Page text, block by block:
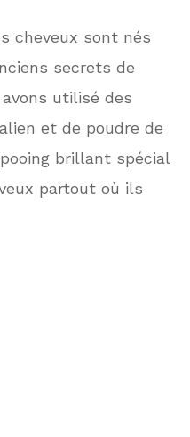
cheveux sont nés
secrets de
utilisé des
et de poudre de
brillant spécial
partout où ils